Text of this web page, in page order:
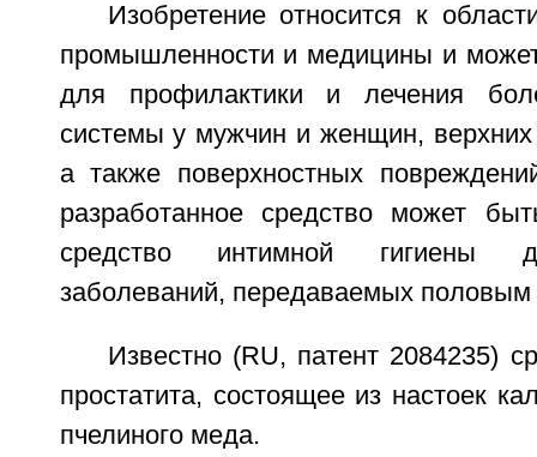
Изобретение относится к
промышленности и медицины и
для профилактики и лечения
системы у мужчин и женщин,
а также поверхностных
разработанное средство может
средство интимной гигиены
заболеваний, передаваемых половым
Известно (RU, патент 2084235)
простатита, состоящее из настоек
пчелиного меда.